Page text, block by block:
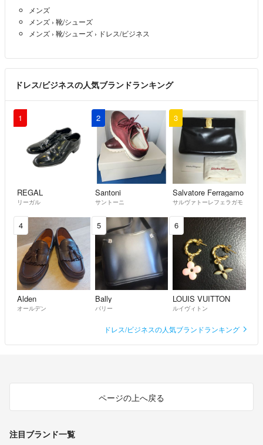
メンズ
メンズ › 靴/シューズ
メンズ › 靴/シューズ › ドレス/ビジネス
ドレス/ビジネスの人気ブランドランキング
1
REGAL
リーガル
2
Santoni
サントーニ
3
Salvatore Ferragamo
サルヴァトーレフェラガモ
4
Alden
オールデン
5
Bally
バリー
6
LOUIS VUITTON
ルイヴィトン
ドレス/ビジネスの人気ブランドランキング
ページの上へ戻る
注目ブランド一覧